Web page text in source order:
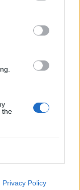
the
Privacy Policy
prvo polletje
zakonika je
spodbujanje
vsebinami